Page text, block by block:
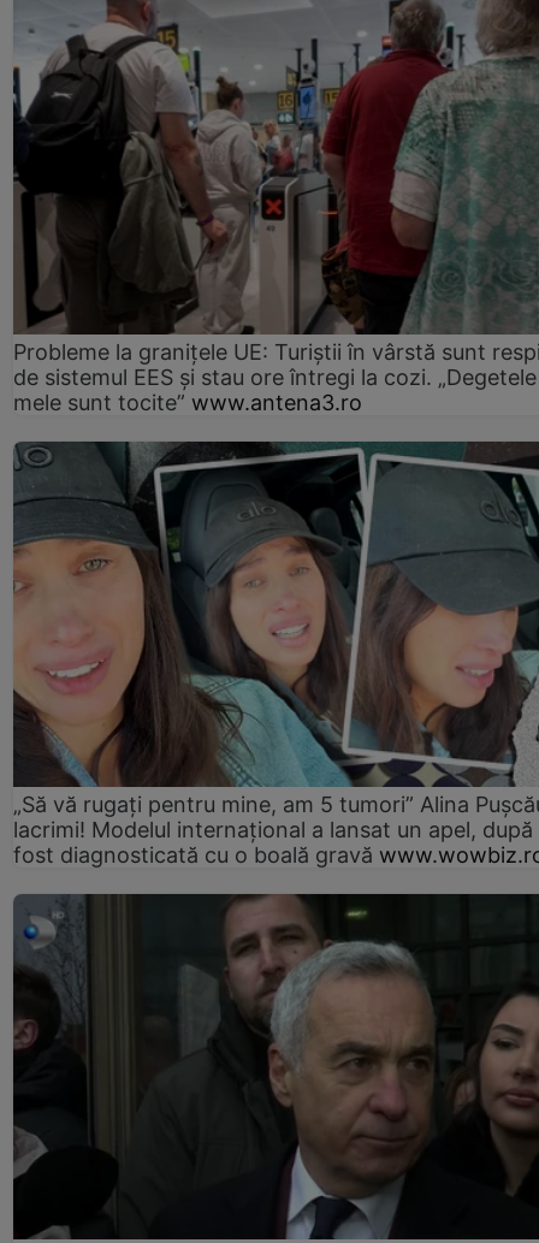
Probleme la granițele UE: Turiștii în vârstă sunt
de sistemul EES și stau ore întregi la cozi. „Degetele
mele sunt tocite” www.antena3.ro
„Să vă rugați pentru mine, am 5 tumori” Alina
lacrimi! Modelul internațional a lansat un apel, după
fost diagnosticată cu o boală gravă